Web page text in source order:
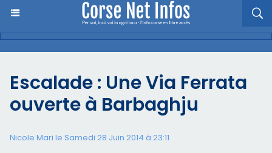
Escalade : Une Via Ferrata
ouverte à Barbaghju
Nicole Mari le Samedi 28 Juin 2014 à 23:11